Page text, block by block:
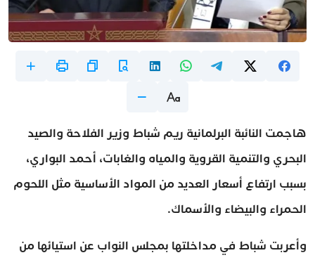
هاجمت النائبة البرلمانية ريم شباط وزير الفلاحة والصيد
البحري والتنمية القروية والمياه والغابات، أحمد البواري،
بسبب ارتفاع أسعار العديد من المواد الأساسية مثل اللحوم
الحمراء والبيضاء والأسماك.
وأعربت شباط في مداخلتها بمجلس النواب عن استيائها من